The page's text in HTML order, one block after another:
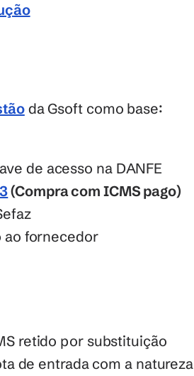
da Gsoft como base:
de acesso na DANFE
(Compra com ICMS pago)
ao fornecedor
retido por substituição
de entrada com a natureza